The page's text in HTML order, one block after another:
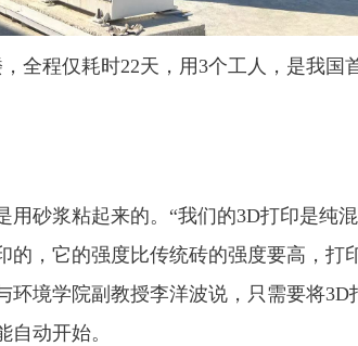
全程仅耗时22天，用3个工人，是我国
砂浆粘起来的。“我们的3D打印是纯混
的，它的强度比传统砖的强度要高，打
环境学院副教授李洋波说，只需要将3D
动开始。